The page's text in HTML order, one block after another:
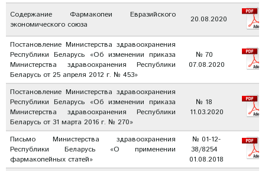
Содержание Фармакопеи Евразийского
экономического союза
20.08.2020
Постановление Министерства здравоохранения
Республики Беларусь «Об изменении приказа
Министерства здравоохранения Республики
Беларусь от 25 апреля 2012 г. № 453»
№ 70
07.08.2020
Постановление Министерства здравоохранения
Республики Беларусь «Об изменении приказа
Министерства здравоохранения Республики
Беларусь от 31 марта 2016 г. № 270»
№ 18
11.03.2020
Письмо Министерства здравоохранения
Республики Беларусь «О применении
фармакопейных статей»
№ 01-12-
38/8254
01.08.2018